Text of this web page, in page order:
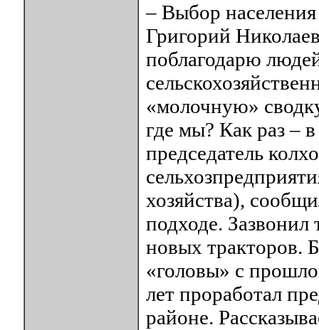
– Выбор
Григорий
поблагодарю
«молочную»
где мы? Как раз –
председатель
хозяйства),
подходе. Зазвонил
новых тракторов.
«головы» с
лет проработал
районе.